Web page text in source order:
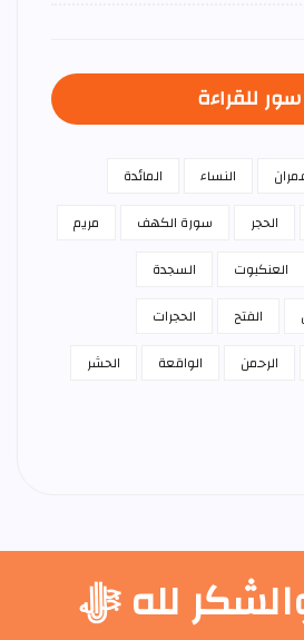
سور للقراءة
النساء
المائدة
الحجر سورة الكهف
مريم
العنكبوت
السجدة
الفتح
الحجرات
الرحمن الواقعة
الحشر
لله ﷻ